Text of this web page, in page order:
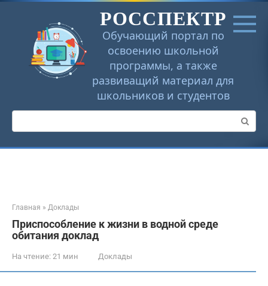
Перейти
РОССПЕКТР
Обучающий портал по
освоению школьной
программы, а также
развиващий материал для
школьников и студентов
Поиск:
Главная » Доклады
Приспособление к жизни в водной среде
обитания доклад
На чтение: 21 мин Доклады